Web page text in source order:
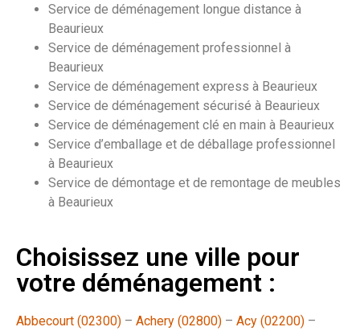
Service de déménagement longue distance à
Beaurieux
Service de déménagement professionnel à
Beaurieux
Service de déménagement express à Beaurieux
Service de déménagement sécurisé à Beaurieux
Service de déménagement clé en main à Beaurieux
Service d’emballage et de déballage professionnel
à Beaurieux
Service de démontage et de remontage de meubles
à Beaurieux
Choisissez une ville pour
votre déménagement :
Abbecourt (02300) – Achery (02800) – Acy (02200) –